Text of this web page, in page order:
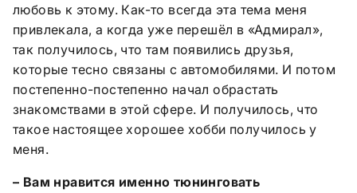
любовь к этому. Как-то всегда эта тема меня
привлекала, а когда уже перешёл в «Адмирал»,
так получилось, что там появились друзья,
которые тесно связаны с автомобилями. И потом
постепенно-постепенно начал обрастать
знакомствами в этой сфере. И получилось, что
такое настоящее хорошее хобби получилось у
меня.
– Вам нравится именно тюнинговать